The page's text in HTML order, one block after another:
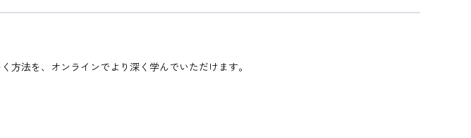
法を、オンラインでより深く学んでいただけます。